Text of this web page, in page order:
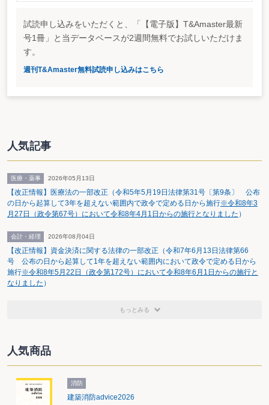
ストック・オプションを報酬と考えれば、測定の基準日を「付与日」とする方
向で検討する旨が確認されている。ただ、ストック・オプションの権利「確定
数」を基礎に費用の測定を行うのか、又は「行使数」を基礎として費用の測定
を行うかなどという点については、今後も引き続き検討するとしている。ま
使されるまでは「仮勘定」とするかなどの論点も残されている。
試読申し込みをいただくと、「【電子版】T&Amaster最新
号1冊」と当データベースが2週間無料でお試しいただけま
す。
週刊T&Amaster無料試読申し込みはこちら
人気記事
医療・薬事 2026年05月13日
【改正情報】医療法の一部改正（令和5年5月19日法律第31号〔第9条〕 公布
の日から起算して3年を超えない範囲内で政令で定める日から施行※令和8年3
月27日（政令第67号）において令和8年4月1日からの施行となりました ）
会計・経理 2026年08月04日
【改正情報】資金決済に関する法律の一部改正（令和7年6月13日法律第66
号 公布の日から起算して1年を超えない範囲内において政令で定める日から
施行※令和8年5月22日（政令第172号）において令和8年6月1日からの施行と
なりました ）
もっとみる
人気商品
消防
建築消防advice2026